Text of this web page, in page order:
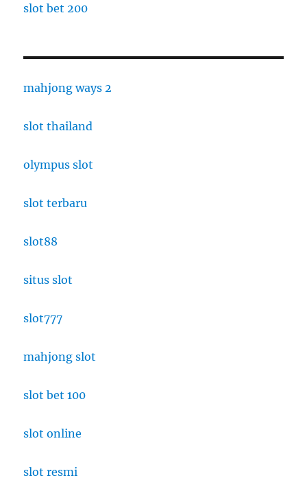
slot bet 200
mahjong ways 2
slot thailand
olympus slot
slot terbaru
slot88
situs slot
slot777
mahjong slot
slot bet 100
slot online
slot resmi